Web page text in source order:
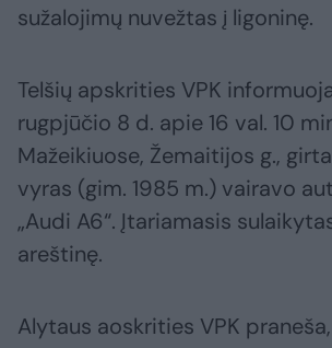
sužalojimų nuvežtas į ligoninę.
Telšių apskrities VPK
rugpjūčio 8 d. apie 16 val. 10
Mažeikiuose, Žemaitijos g.,
vyras (gim. 1985 m.) vairavo
„Audi A6“. Įtariamasis
areštinę.
Alytaus aoskrities VPK